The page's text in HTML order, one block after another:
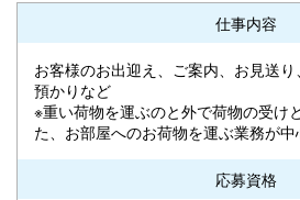
仕事内容
お客様のお出迎え、ご案内、お見送
預かりなど
※重い荷物を運ぶのと外で荷物の受け
た、お部屋へのお荷物を運ぶ業務が中
応募資格